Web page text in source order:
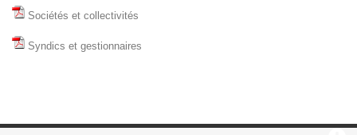
Sociétés et collectivités
Syndics et gestionnaires